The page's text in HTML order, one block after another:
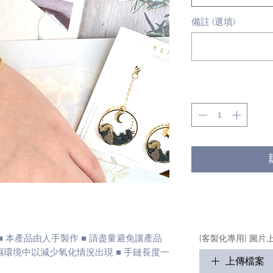
產品由人手製作 ■ 請盡量避免讓產品
境中以減少氧化情況出現 ■ 手鏈長度一
備註 (選填)
[客製化專用] 圖片
上傳檔案